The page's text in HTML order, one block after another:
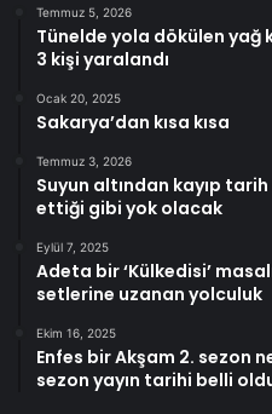
Temmuz 5, 2026
Tünelde yola dökülen yağ
3 kişi yaralandı
Ocak 20, 2025
Sakarya’dan kısa kısa
Temmuz 3, 2026
Suyun altından kayıp
ettiği gibi yok olacak
Eylül 7, 2025
Adeta bir ‘Külkedisi’
setlerine uzanan yolculuk
Ekim 16, 2025
Enfes bir Akşam 2. sezon
sezon yayın tarihi belli